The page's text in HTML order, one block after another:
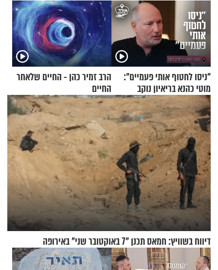
"ניסו לחטוף אותי פעמיים":
מוטי כהנא בריאיון נוקב
הרב זמיר כהן - החיים שלאחר
החיים
דיווח בשוויץ: חמאס תכנן "7 באוקטובר שני" באירופה